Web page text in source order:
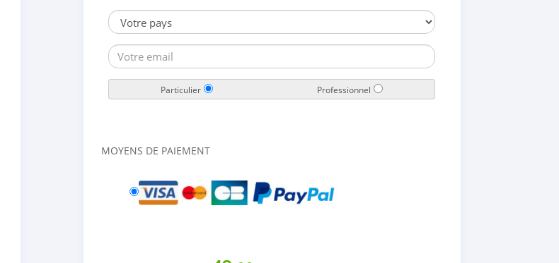
Particulier Professionnel
MOYENS DE PAIEMENT